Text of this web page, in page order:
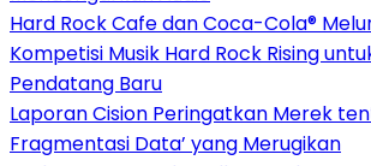
Hard Rock Cafe dan Coca-Cola®
Kompetisi Musik Hard Rock Rising
Pendatang Baru
Laporan Cision Peringatkan Merek
Fragmentasi Data’ yang Merugikan